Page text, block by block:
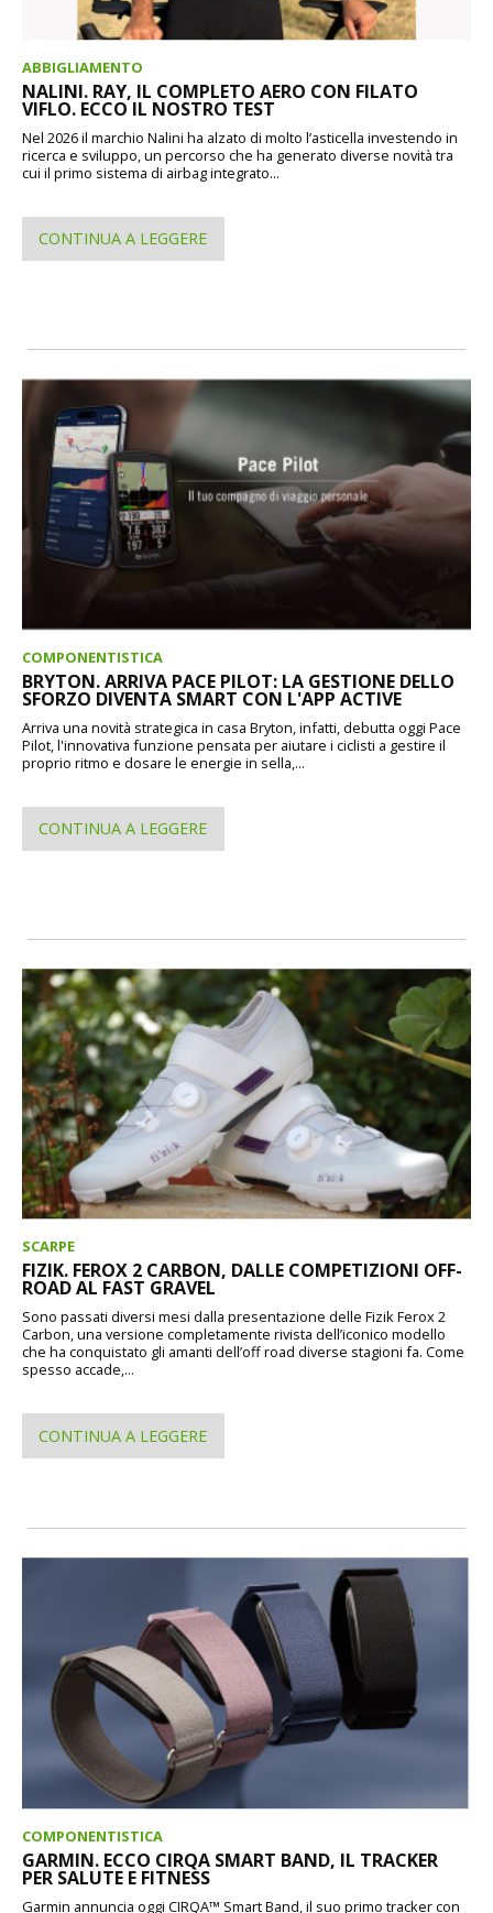
ABBIGLIAMENTO
NALINI. RAY, IL COMPLETO AERO CON FILATO
VIFLO. ECCO IL NOSTRO TEST
Nel 2026 il marchio Nalini ha alzato di molto l’asticella investendo in
ricerca e sviluppo, un percorso che ha generato diverse novità tra
cui il primo sistema di airbag integrato...
CONTINUA A LEGGERE
COMPONENTISTICA
BRYTON. ARRIVA PACE PILOT: LA GESTIONE DELLO
SFORZO DIVENTA SMART CON L'APP ACTIVE
Arriva una novità strategica in casa Bryton, infatti, debutta oggi Pace
Pilot, l'innovativa funzione pensata per aiutare i ciclisti a gestire il
proprio ritmo e dosare le energie in sella,...
CONTINUA A LEGGERE
SCARPE
FIZIK. FEROX 2 CARBON, DALLE COMPETIZIONI OFF-
ROAD AL FAST GRAVEL
Sono passati diversi mesi dalla presentazione delle Fizik Ferox 2
Carbon, una versione completamente rivista dell’iconico modello
che ha conquistato gli amanti dell’off road diverse stagioni fa. Come
spesso accade,...
CONTINUA A LEGGERE
COMPONENTISTICA
GARMIN. ECCO CIRQA SMART BAND, IL TRACKER
PER SALUTE E FITNESS
Garmin annuncia oggi CIRQA™ Smart Band, il suo primo tracker con